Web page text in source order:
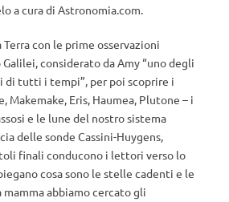
a cura di Astronomia.com.
con le prime osservazioni
considerato da Amy “uno degli
di tutti i tempi”, per poi scoprire i
Makemake, Eris, Haumea, Plutone – i
e le lune del nostro sistema
delle sonde Cassini-Huygens,
finali conducono i lettori verso lo
cosa sono le stelle cadenti e le
mamma abbiamo cercato gli